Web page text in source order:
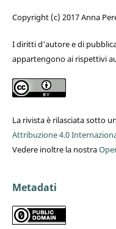
Copyright (c) 2017 Anna
I diritti d'autore e di
appartengono ai rispettivi
La rivista è rilasciata sotto
Attribuzione 4.0
Vedere inoltre la nostra
Metadati